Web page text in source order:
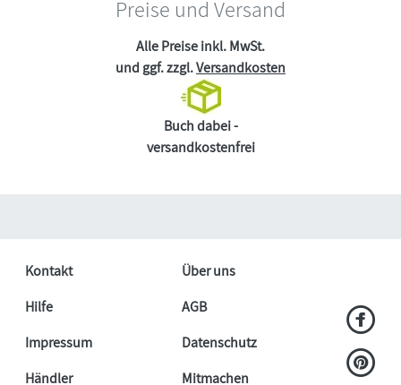
Preise und Versand
Alle Preise inkl. MwSt.
und ggf. zzgl.Versandkosten
Buch dabei -
versandkostenfrei
Kontakt
Über uns
Hilfe
AGB
Impressum
Datenschutz
Händler
Mitmachen